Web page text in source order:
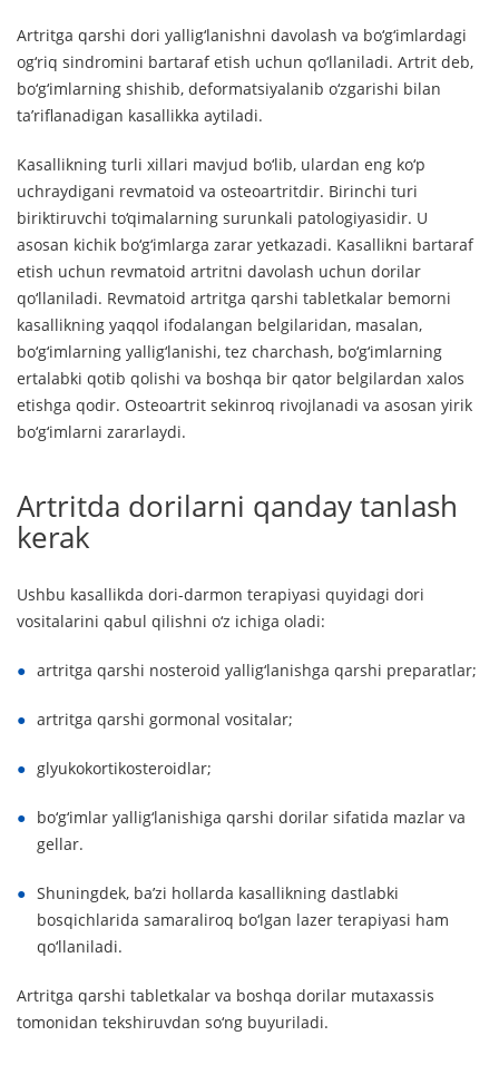
Artritga qarshi dori yallig‘lanishni davolash va bo‘g‘imlardagi
og‘riq sindromini bartaraf etish uchun qo‘llaniladi. Artrit deb,
bo‘g‘imlarning shishib, deformatsiyalanib o‘zgarishi bilan
ta’riflanadigan kasallikka aytiladi.
Kasallikning turli xillari mavjud bo‘lib, ulardan eng ko‘p
uchraydigani revmatoid va osteoartritdir. Birinchi turi
biriktiruvchi to‘qimalarning surunkali patologiyasidir. U
asosan kichik bo‘g‘imlarga zarar yetkazadi. Kasallikni bartaraf
etish uchun revmatoid artritni davolash uchun dorilar
qo‘llaniladi. Revmatoid artritga qarshi tabletkalar bemorni
kasallikning yaqqol ifodalangan belgilaridan, masalan,
bo‘g‘imlarning yallig‘lanishi, tez charchash, bo‘g‘imlarning
ertalabki qotib qolishi va boshqa bir qator belgilardan xalos
etishga qodir. Osteoartrit sekinroq rivojlanadi va asosan yirik
bo‘g‘imlarni zararlaydi.
Artritda dorilarni qanday tanlash
kerak
Ushbu kasallikda dori-darmon terapiyasi quyidagi dori
vositalarini qabul qilishni o‘z ichiga oladi:
artritga qarshi nosteroid yallig‘lanishga qarshi preparatlar;
artritga qarshi gormonal vositalar;
glyukokortikosteroidlar;
bo‘g‘imlar yallig‘lanishiga qarshi dorilar sifatida mazlar va
gellar.
Shuningdek, ba’zi hollarda kasallikning dastlabki
bosqichlarida samaraliroq bo‘lgan lazer terapiyasi ham
qo‘llaniladi.
Artritga qarshi tabletkalar va boshqa dorilar mutaxassis
tomonidan tekshiruvdan so‘ng buyuriladi.